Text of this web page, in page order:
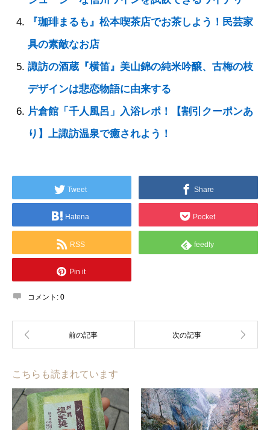
『珈琲まるも』松本喫茶店でお茶しよう！民芸家
具の素敵なお店
諏訪の酒蔵『横笛』美山錦の純米吟醸、古梅の枝
デザインは悲恋物語に由来する
片倉館「千人風呂」入浴レポ！【割引クーポンあ
り】上諏訪温泉で癒されよう！
Tweet Share
Hatena Pocket
RSS feedly
Pin it
コメント: 0
こちらも読まれています